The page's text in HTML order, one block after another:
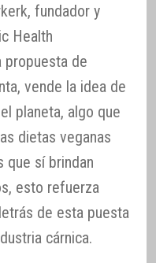
fundador y
Health
propuesta de
vende la idea de
planeta, algo que
dietas veganas
que sí brindan
esto refuerza
de esta puesta
cárnica.